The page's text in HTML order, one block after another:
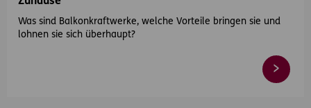
Was sind Balkonkraftwerke, welche Vorteile bringen sie und
lohnen sie sich überhaupt?